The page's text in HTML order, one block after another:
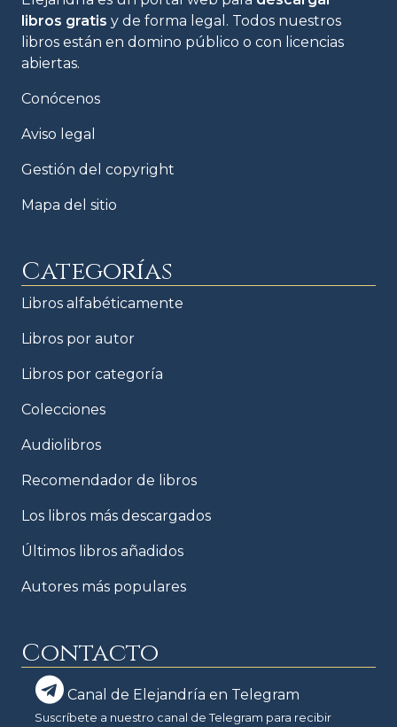
libros gratis y de forma legal. Todos nuestros
libros están en domino público o con licencias
abiertas.
Conócenos
Aviso legal
Gestión del copyright
Mapa del sitio
Categorías
Libros alfabéticamente
Libros por autor
Libros por categoría
Colecciones
Audiolibros
Recomendador de libros
Los libros más descargados
Últimos libros añadidos
Autores más populares
Contacto
Canal de Elejandría en Telegram
Suscríbete a nuestro canal de Telegram para recibir